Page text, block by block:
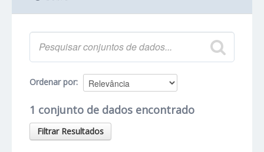
Ordenar por
1 conjunto de dados encontrado
Filtrar Resultados